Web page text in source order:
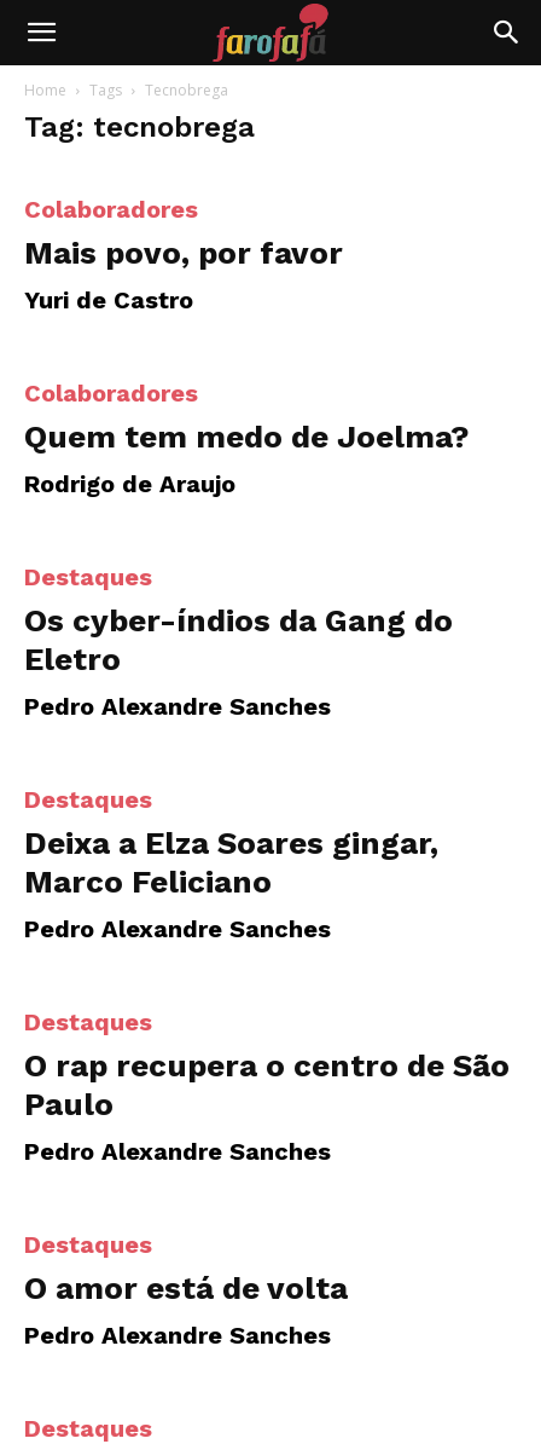
Farofafá
Home Tags Tecnobrega
Tag: tecnobrega
Colaboradores
Mais povo, por favor
Yuri de Castro
Colaboradores
Quem tem medo de Joelma?
Rodrigo de Araujo
Destaques
Os cyber-índios da Gang do
Eletro
Pedro Alexandre Sanches
Destaques
Deixa a Elza Soares gingar,
Marco Feliciano
Pedro Alexandre Sanches
Destaques
O rap recupera o centro de São
Paulo
Pedro Alexandre Sanches
Destaques
O amor está de volta
Pedro Alexandre Sanches
Destaques